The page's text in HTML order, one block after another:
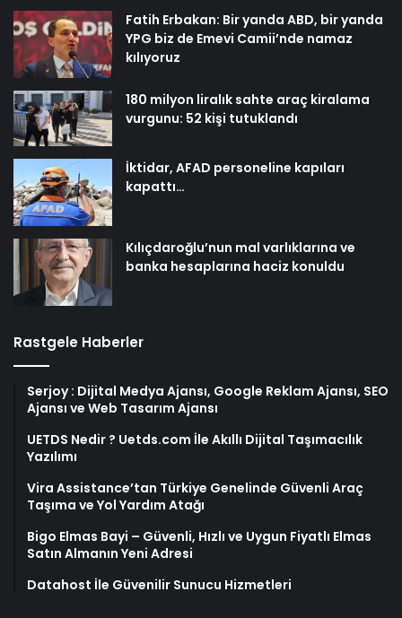
Fatih Erbakan: Bir yanda ABD, bir yanda
YPG biz de Emevi Camii’nde namaz
kılıyoruz
180 milyon liralık sahte araç kiralama
vurgunu: 52 kişi tutuklandı
İktidar, AFAD personeline kapıları
kapattı…
Kılıçdaroğlu’nun mal varlıklarına ve
banka hesaplarına haciz konuldu
Rastgele Haberler
Serjoy : Dijital Medya Ajansı, Google Reklam Ajansı, SEO
Ajansı ve Web Tasarım Ajansı
UETDS Nedir ? Uetds.com İle Akıllı Dijital Taşımacılık
Yazılımı
Vira Assistance’tan Türkiye Genelinde Güvenli Araç
Taşıma ve Yol Yardım Atağı
Bigo Elmas Bayi – Güvenli, Hızlı ve Uygun Fiyatlı Elmas
Satın Almanın Yeni Adresi
Datahost İle Güvenilir Sunucu Hizmetleri